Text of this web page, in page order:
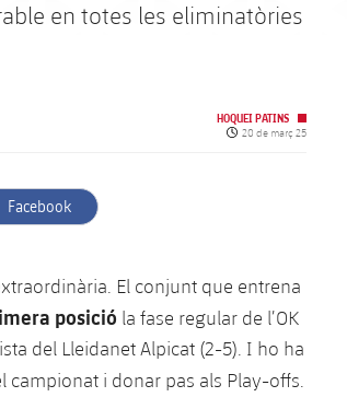
en totes les eliminatòries
HOQUEI PATINS
Data de publicació
20 de març 25
label.aria.facebook
Facebook
El conjunt que entrena
posició la fase regular de l’OK
del Lleidanet Alpicat (2-5). I ho ha
campionat i donar pas als Play-offs.